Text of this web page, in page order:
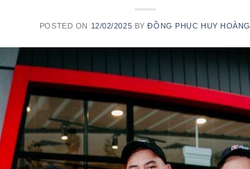
POSTED ON 12/02/2025 BYĐỒNG PHỤC HUY HOÀNG